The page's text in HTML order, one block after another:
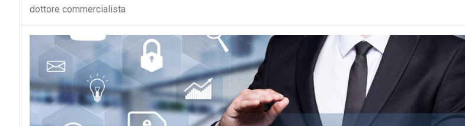
dottore commercialista